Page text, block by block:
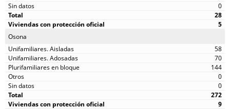
0
28
5
Osona
58
70
144
0
0
272
9